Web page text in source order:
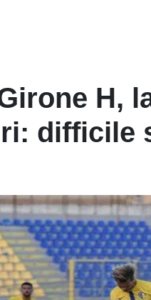
H,
difficile